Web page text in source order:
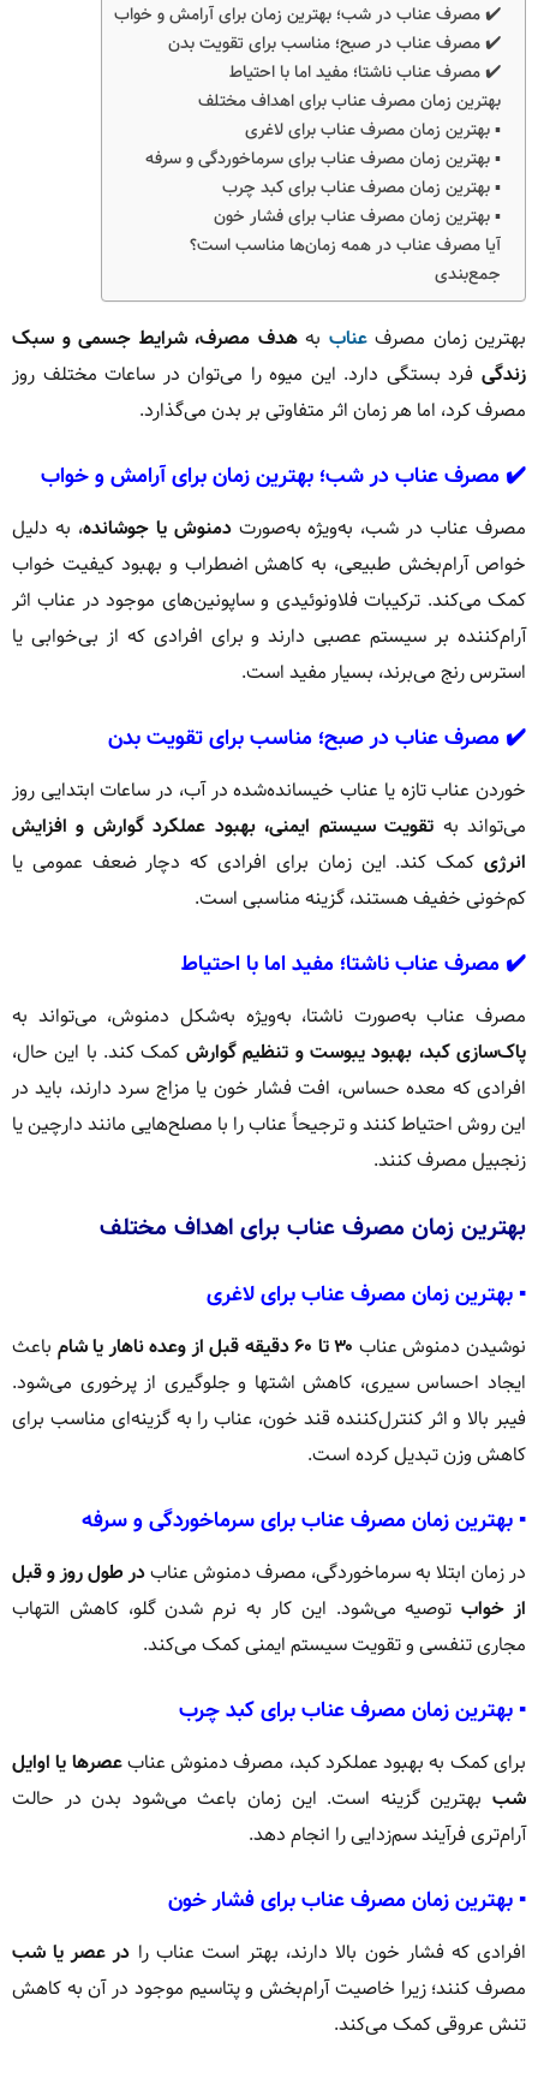
✔️ مصرف عناب در شب؛ بهترین زمان برای آرامش و خواب
✔️ مصرف عناب در صبح؛ مناسب برای تقویت بدن
✔️ مصرف عناب ناشتا؛ مفید اما با احتیاط
بهترین زمان مصرف عناب برای اهداف مختلف
▪️ بهترین زمان مصرف عناب برای لاغری
▪️ بهترین زمان مصرف عناب برای سرماخوردگی و سرفه
▪️ بهترین زمان مصرف عناب برای کبد چرب
▪️ بهترین زمان مصرف عناب برای فشار خون
آیا مصرف عناب در همه زمان‌ها مناسب است؟
جمع‌بندی
بهترین زمان مصرفعناب بههدف مصرف، شرایط جسمی و سبک
زندگی فرد بستگی دارد. این میوه را می‌توان در ساعات مختلف روز
مصرف کرد، اما هر زمان اثر متفاوتی بر بدن می‌گذارد.
✔️ مصرف عناب در شب؛ بهترین زمان برای آرامش و خواب
مصرف عناب در شب، به‌ویژه به‌صورتدمنوش یا جوشانده، به دلیل
خواص آرام‌بخش طبیعی، به کاهش اضطراب و بهبود کیفیت خواب
کمک می‌کند. ترکیبات فلاونوئیدی و ساپونین‌های موجود در عناب اثر
آرام‌کننده بر سیستم عصبی دارند و برای افرادی که از بی‌خوابی یا
استرس رنج می‌برند، بسیار مفید است.
✔️ مصرف عناب در صبح؛ مناسب برای تقویت بدن
خوردن عناب تازه یا عناب خیسانده‌شده در آب، در ساعات ابتدایی روز
می‌تواند به تقویت سیستم ایمنی، بهبود عملکرد گوارش و افزایش
انرژی کمک کند. این زمان برای افرادی که دچار ضعف عمومی یا
کم‌خونی خفیف هستند، گزینه مناسبی است.
✔️ مصرف عناب ناشتا؛ مفید اما با احتیاط
مصرف عناب به‌صورت ناشتا، به‌ویژه به‌شکل دمنوش، می‌تواند به
پاک‌سازی کبد، بهبود یبوست و تنظیم گوارش کمک کند. با این حال،
افرادی که معده حساس، افت فشار خون یا مزاج سرد دارند، باید در
این روش احتیاط کنند و ترجیحاً عناب را با مصلح‌هایی مانند دارچین یا
زنجبیل مصرف کنند.
بهترین زمان مصرف عناب برای اهداف مختلف
▪️ بهترین زمان مصرف عناب برای لاغری
نوشیدن دمنوش عناب ۳۰ تا ۶۰ دقیقه قبل از وعده ناهار یا شام
باعث
ایجاد احساس سیری، کاهش اشتها و جلوگیری از پرخوری می‌شود.
فیبر بالا و اثر کنترل‌کننده قند خون، عناب را به گزینه‌ای مناسب برای
کاهش وزن تبدیل کرده است.
▪️ بهترین زمان مصرف عناب برای سرماخوردگی و سرفه
در زمان ابتلا به سرماخوردگی، مصرف دمنوش عنابدر طول روز و قبل
از خوابتوصیه می‌شود. این کار به نرم شدن گلو، کاهش التهاب
مجاری تنفسی و تقویت سیستم ایمنی کمک می‌کند.
▪️ بهترین زمان مصرف عناب برای کبد چرب
برای کمک به بهبود عملکرد کبد، مصرف دمنوش عنابعصرها یا اوایل
شب بهترین گزینه است. این زمان باعث می‌شود بدن در حالت
آرام‌تری فرآیند سم‌زدایی را انجام دهد.
▪️ بهترین زمان مصرف عناب برای فشار خون
افرادی که فشار خون بالا دارند، بهتر است عناب را در عصر یا شب
مصرف کنند؛ زیرا خاصیت آرام‌بخش و پتاسیم موجود در آن به کاهش
تنش عروقی کمک می‌کند.